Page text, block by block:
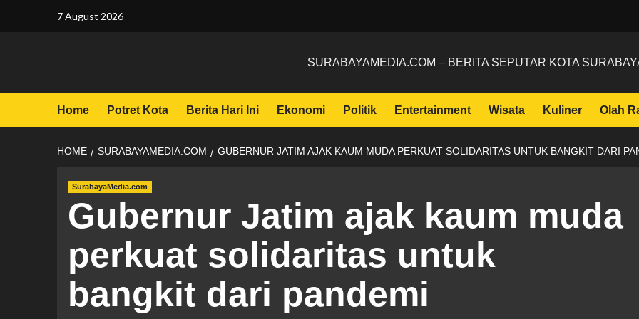
7 August 2026
SURABAYAMEDIA.COM – BERITA SEPUTAR KOTA
Home Potret Kota Berita Hari Ini Ekonomi Politik Entertainment Wisata Kuliner Olah
HOME SURABAYAMEDIA.COM GUBERNUR JATIM AJAK KAUM MUDA PERKUAT SOLIDARITAS UNTUK BANGKIT DARI
SurabayaMedia.com
Gubernur Jatim ajak kaum muda
perkuat solidaritas untuk
bangkit dari pandemi